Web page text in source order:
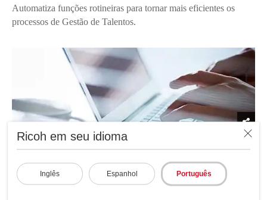
Ricoh em seu idioma
Inglês Espanhol Português
Automatiza funções rotineiras para tornar mais eficientes os
processos de Gestão de Talentos.